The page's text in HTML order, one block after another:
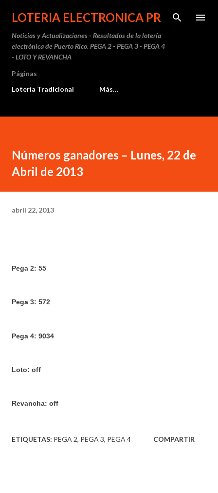
Ir al contenido principal
LOTERIA ELECTRONICA PR
Noticias y Actualizaciones - Resultados de la lotería
electrónica de Puerto Rico. PEGA 2 - PEGA 3 - PEGA 4
- LOTO Y REVANCHA
Páginas
Lotería Tradicional
Más…
Números ganadores – Lunes, 22 de
Abril de 2013
abril 22, 2013
Pega 2: 55
Pega 3: 572
Pega 4: 9034
Loto: off
Revancha: off
ETIQUETAS: PEGA 2 PEGA 3 PEGA 4 COMPARTIR